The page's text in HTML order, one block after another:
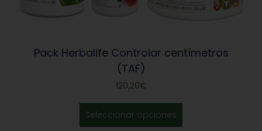
Pack Herbalife Controlar centímetros
(TAF)
120,20€
Seleccionar opciones